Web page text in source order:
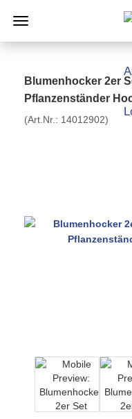
Blumenhocker 2er
Pflanzenständer
(Art.Nr.: 14012902)